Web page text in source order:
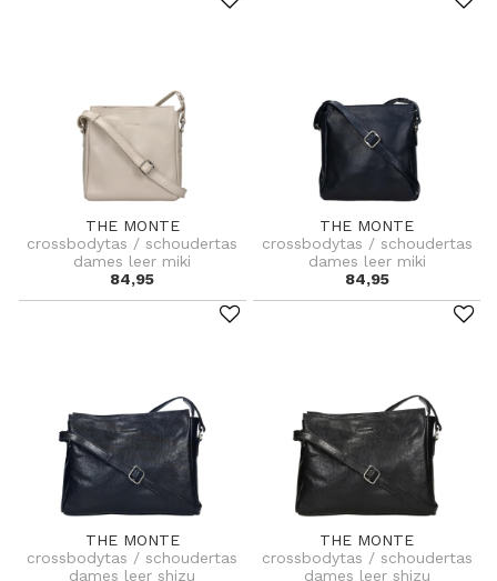
THE MONTE
crossbodytas / schoudertas
dames leer miki
84,95
THE MONTE
crossbodytas / schoudertas
dames leer miki
84,95
THE MONTE
crossbodytas / schoudertas
dames leer shizu
THE MONTE
crossbodytas / schoudertas
dames leer shizu